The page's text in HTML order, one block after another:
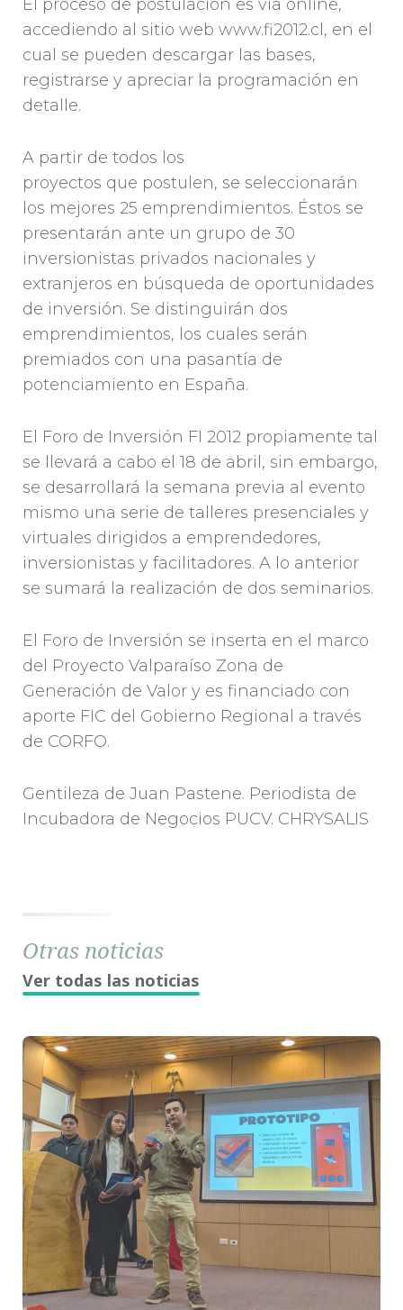
El proceso de postulación es vía online,
accediendo al sitio web www.fi2012.cl, en el
cual se pueden descargar las bases,
registrarse y apreciar la programación en
detalle.
A partir de todos los
proyectos que postulen, se seleccionarán
los mejores 25 emprendimientos. Éstos se
presentarán ante un grupo de 30
inversionistas privados nacionales y
extranjeros en búsqueda de oportunidades
de inversión. Se distinguirán dos
emprendimientos, los cuales serán
premiados con una pasantía de
potenciamiento en España.
El Foro de Inversión FI 2012 propiamente tal
se llevará a cabo el 18 de abril, sin embargo,
se desarrollará la semana previa al evento
mismo una serie de talleres presenciales y
virtuales dirigidos a emprendedores,
inversionistas y facilitadores. A lo anterior
se sumará la realización de dos seminarios.
El Foro de Inversión se inserta en el marco
del Proyecto Valparaíso Zona de
Generación de Valor y es financiado con
aporte FIC del Gobierno Regional a través
de CORFO.
Gentileza de Juan Pastene. Periodista de
Incubadora de Negocios PUCV. CHRYSALIS
Otras noticias
Ver todas las noticias